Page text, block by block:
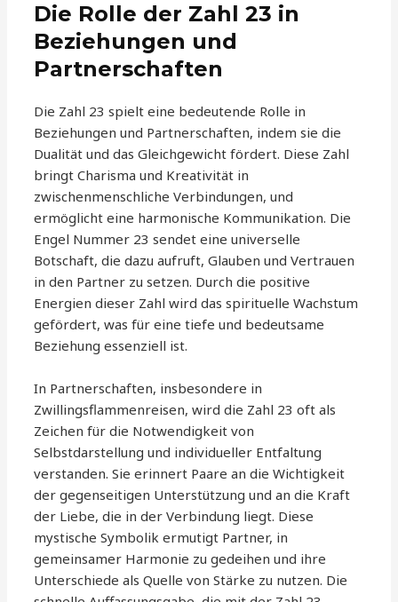
Die Rolle der Zahl 23 in
Beziehungen und
Partnerschaften
Die Zahl 23 spielt eine bedeutende Rolle in
Beziehungen und Partnerschaften, indem sie die
Dualität und das Gleichgewicht fördert. Diese Zahl
bringt Charisma und Kreativität in
zwischenmenschliche Verbindungen, und
ermöglicht eine harmonische Kommunikation. Die
Engel Nummer 23 sendet eine universelle
Botschaft, die dazu aufruft, Glauben und Vertrauen
in den Partner zu setzen. Durch die positive
Energien dieser Zahl wird das spirituelle Wachstum
gefördert, was für eine tiefe und bedeutsame
Beziehung essenziell ist.
In Partnerschaften, insbesondere in
Zwillingsflammenreisen, wird die Zahl 23 oft als
Zeichen für die Notwendigkeit von
Selbstdarstellung und individueller Entfaltung
verstanden. Sie erinnert Paare an die Wichtigkeit
der gegenseitigen Unterstützung und an die Kraft
der Liebe, die in der Verbindung liegt. Diese
mystische Symbolik ermutigt Partner, in
gemeinsamer Harmonie zu gedeihen und ihre
Unterschiede als Quelle von Stärke zu nutzen. Die